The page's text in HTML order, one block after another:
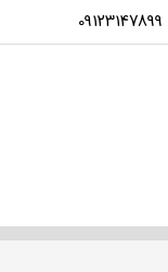
09123147899